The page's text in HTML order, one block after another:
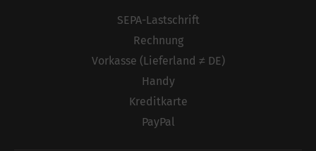
SEPA-Lastschrift
Rechnung
Vorkasse (Lieferland ≠ DE)
Handy
Kreditkarte
PayPal